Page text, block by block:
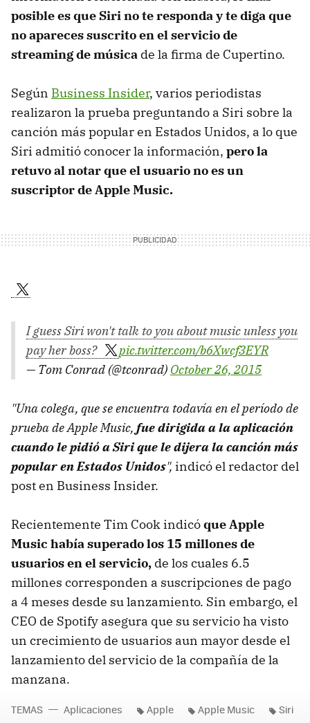
posible es que Siri no te responda y te diga que
no apareces suscrito en el servicio de
streaming de música de la firma de Cupertino.
Según Business Insider, varios periodistas
realizaron la prueba preguntando a Siri sobre la
canción más popular en Estados Unidos, a lo que
Siri admitió conocer la información, pero la
retuvo al notar que el usuario no es un
suscriptor de Apple Music.
I guess Siri won't talk to you about music unless you
pay her boss?
pic.twitter.com/b6Xwcf3EYR
— Tom Conrad (@tconrad) October 26, 2015
"Una colega, que se encuentra todavía en el período de
prueba de Apple Music, fue dirigida a la aplicación
cuando le pidió a Siri que le dijera la canción más
popular en Estados Unidos", indicó el redactor del
post en Business Insider.
Recientemente Tim Cook indicóque Apple
Music había superado los 15 millones de
usuarios en el servicio, de los cuales 6.5
millones corresponden a suscripciones de pago
a 4 meses desde su lanzamiento. Sin embargo, el
CEO de Spotify asegura que su servicio ha visto
un crecimiento de usuarios aun mayor desde el
lanzamiento del servicio de la compañía de la
manzana.
TEMAS Aplicaciones Apple Apple Music Siri